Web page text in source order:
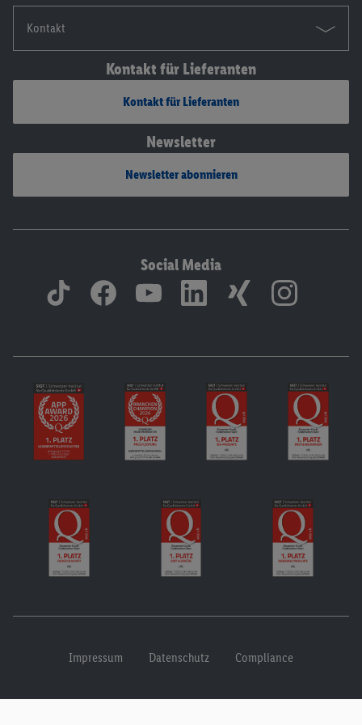
Kontakt
Kontakt für Lieferanten
Kontakt für Lieferanten
Newsletter
Newsletter abonnieren
Social Media
Impressum Datenschutz Compliance